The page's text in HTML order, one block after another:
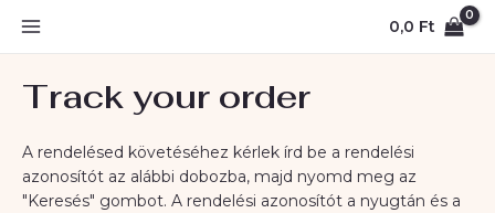
MAIN
0,0 Ft
Track your order
A rendelésed követéséhez kérlek írd be a rendelési
azonosítót az alábbi dobozba, majd nyomd meg az
"Keresés" gombot. A rendelési azonosítót a nyugtán és a